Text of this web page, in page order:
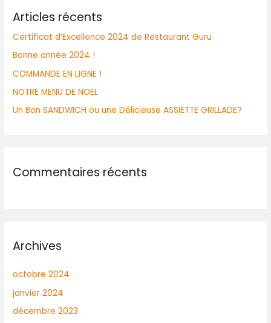
Articles récents
Certificat d’Excellence 2024 de Restaurant Guru
Bonne année 2024 !
COMMANDE EN LIGNE !
NOTRE MENU DE NOEL
Un Bon SANDWICH ou une Délicieuse ASSIETTE GRILLADE?
Commentaires récents
Archives
octobre 2024
janvier 2024
décembre 2023